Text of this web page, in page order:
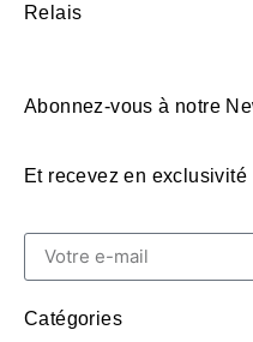
Relais
Abonnez-vous à notre
Et recevez en
Catégories